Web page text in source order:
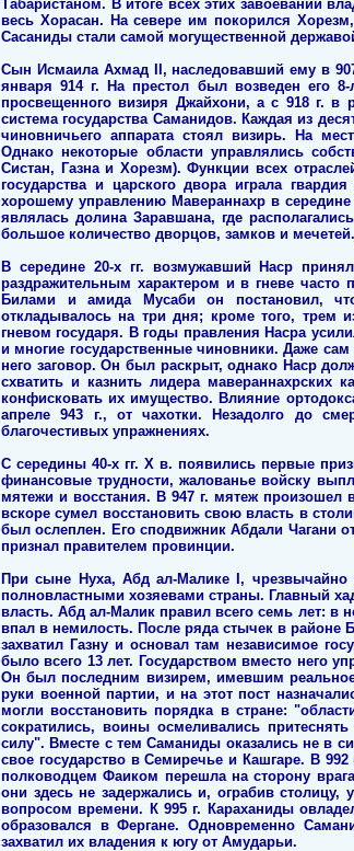
Табаристаном. В итоге всех этих завоеваний
весь Хорасан. На севере им покорился
Сасаниды стали самой могущественной
Сын Исмаила Ахмад II, наследовавший ему в
января 914 г. На престол был возведен его
просвещенного визиря Джайхони, а с 918 г. в
система государства Саманидов. Каждая из
чиновничьего аппарата стоял визирь. На
Однако некоторые области управлялись
Систан, Газна и Хорезм). Функции всех
государства и царского двора играла
хорошему управлению Мавераннахр в середине
являлась долина Заравшана, где
большое количество дворцов, замков и
В середине 20-х гг. возмужавший Наср
раздражительным характером и в гневе
Билами и амида Мусаби он постановил,
откладывалось на три дня; кроме того, трем
гневом государя. В годы правления Насра
и многие государственные чиновники. Даже
него заговор. Он был раскрыт, однако Наср
схватить и казнить лидера мавераннахрских
конфисковать их имущество. Влияние
апреле 943 г., от чахотки. Незадолго до
благочестивых упражнениях.
С середины 40-х гг. Х в. появились первые
финансовые трудности, жалованье войску
мятежи и восстания. В 947 г. мятеж
вскоре сумел восстановить свою власть в
был ослеплен. Его сподвижник Абдали Чагани
признал правителем провинции.
При сыне Нуха, Абд ал-Малике I, чрезвычайно
полновластными хозяевами страны. Главный
власть. Абд ал-Малик правил всего семь лет: в
впал в немилость. После ряда стычек в районе
захватил Газну и основал там независимое
было всего 13 лет. Государством вместо него
Он был последним визирем, имевшим реальное
руки военной партии, и на этот пост
могли восстановить порядка в стране:
сократились, воины осмеливались
силу". Вместе с тем Саманиды оказались не в
свое государство в Семиречье и Кашгаре. В
полководцем Фаиком перешла на сторону
они здесь не задержались и, ограбив
вопросом времени. К 995 г. Караханиды
образовался в Фергане. Одновременно
захватил их владения к югу от Амударьи.